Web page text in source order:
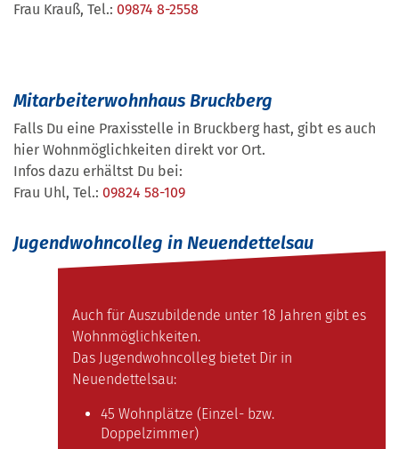
Frau Krauß, Tel.: 09874 8-2558
Mitarbeiterwohnhaus Bruckberg
Falls Du eine Praxisstelle in Bruckberg hast, gibt es auch
hier Wohnmöglichkeiten direkt vor Ort.
Infos dazu erhältst Du bei:
Frau Uhl, Tel.: 09824 58-109
Jugendwohncolleg in Neuendettelsau
Auch für Auszubildende unter 18 Jahren gibt es
Wohnmöglichkeiten.
Das Jugendwohncolleg bietet Dir in
Neuendettelsau:
45 Wohnplätze (Einzel- bzw.
Doppelzimmer)